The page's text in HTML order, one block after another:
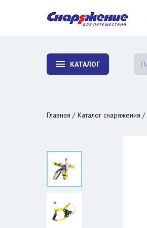
КАТАЛОГ
Главная Каталог снаряжения